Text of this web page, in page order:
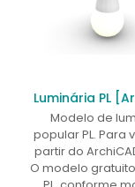
Luminária PL
Modelo de
popular PL. Para
partir do
O modelo